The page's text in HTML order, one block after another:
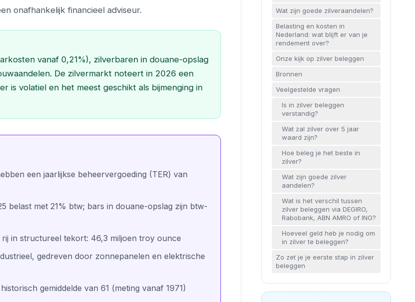
onafhankelijk financieel adviseur.
vanaf 0,21%), zilverbaren in douane-opslag
De zilvermarkt noteert in 2026 een
is volatiel en het meest geschikt als bijmenging in
een jaarlijkse beheervergoeding (TER) van
belast met 21% btw; bars in douane-opslag zijn btw-
in structureel tekort: 46,3 miljoen troy ounce
gedreven door zonnepanelen en elektrische
gemiddelde van 61 (meting vanaf 1971)
Wat zijn goede zilveraandelen?
Belasting en kosten in
Nederland: wat blijft er van je
rendement over?
Onze kijk op zilver beleggen
Bronnen
Veelgestelde vragen
Is in zilver beleggen
verstandig?
Wat zal zilver over 5 jaar
waard zijn?
Hoe beleg je het beste in
zilver?
Wat zijn goede zilver
aandelen?
Wat is het verschil tussen
zilver beleggen via DEGIRO,
Rabobank, ABN AMRO of ING?
Hoeveel geld heb je nodig om
in zilver te beleggen?
Zo zet je je eerste stap in zilver
beleggen